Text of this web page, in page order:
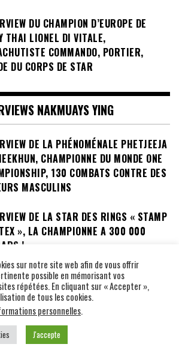
DU CHAMPION D’EUROPE DE
THAI LIONEL DI VITALE,
COMMANDO, PORTIER,
DU CORPS DE STAR
NAKMUAYS YING
DE LA PHÉNOMÉNALE PHETJEEJA
CHAMPIONNE DU MONDE ONE
130 COMBATS CONTRE DES
MASCULINS
DE LA STAR DES RINGS « STAMP
», LA CHAMPIONNE A 300 000
!
D’ANNA « SUPERGIRL »
SURNOMMÉE « LA DÉESSE DU
DE GENOUX »
sur notre site web afin de vous offrir
possible en mémorisant vos
répétées. En cliquant sur « Accepter »,
de tous les cookies.
personnelles.
J'accepte